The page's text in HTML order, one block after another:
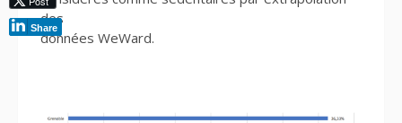
des
données WeWard.
Share